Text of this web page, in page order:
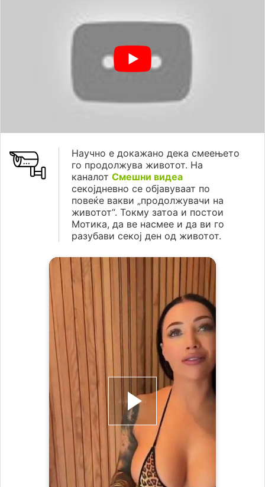
Научно е докажано дека смеењето
го продолжува животот. На
каналот Смешни видеа
секојдневно се објавуваат по
повеќе вакви „продолжувачи на
животот“. Токму затоа и постои
Мотика, да ве насмее и да ви го
разубави секој ден од животот.